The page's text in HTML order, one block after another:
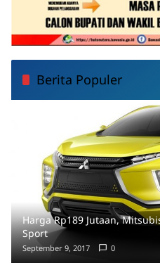
Berita Populer
Harga Rp189 Jutaan,
Sport
September 9, 2017 0